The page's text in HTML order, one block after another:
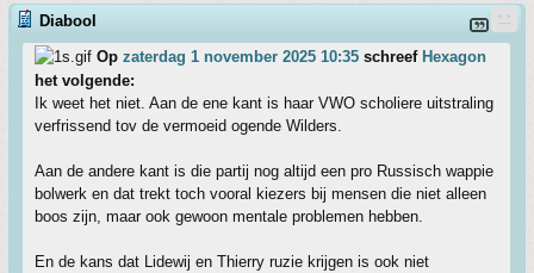
Diabool
Op zaterdag 1 november 2025 10:35 schreef Hexagon
het volgende:
Ik weet het niet. Aan de ene kant is haar VWO scholiere uitstraling
verfrissend tov de vermoeid ogende Wilders.
Aan de andere kant is die partij nog altijd een pro Russisch wappie
bolwerk en dat trekt toch vooral kiezers bij mensen die niet alleen
boos zijn, maar ook gewoon mentale problemen hebben.
En de kans dat Lidewij en Thierry ruzie krijgen is ook niet